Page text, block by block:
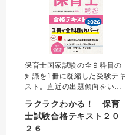
保育士国家試験の全９科目の
知識を1冊に凝縮した受験テキ
スト。直近の出題傾向をいち
るテーマを効率的に学習でき
る。「キーワード」「重要
度」「出題実績」「用語解
ラクラクわかる！ 保育
士試験合格テキスト２０
２６